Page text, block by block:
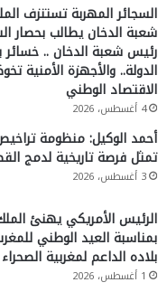
السجائر المهربة تستنزف
شعبة الدخان يطالب بحصار
رئيس شعبة الدخان .. خسائر
الدولة.. والأجهزة الأمنية
الاقتصاد الوطني
4 أغسطس، 2026
أحمد الوكيل: منظومة
تمثل فرصة تاريخية لدمج
3 أغسطس، 2026
الرئيس الأمريكي يهنئ
بمناسبة العيد الوطني
بلاده الداعم لمغربية الصحراء
1 أغسطس، 2026